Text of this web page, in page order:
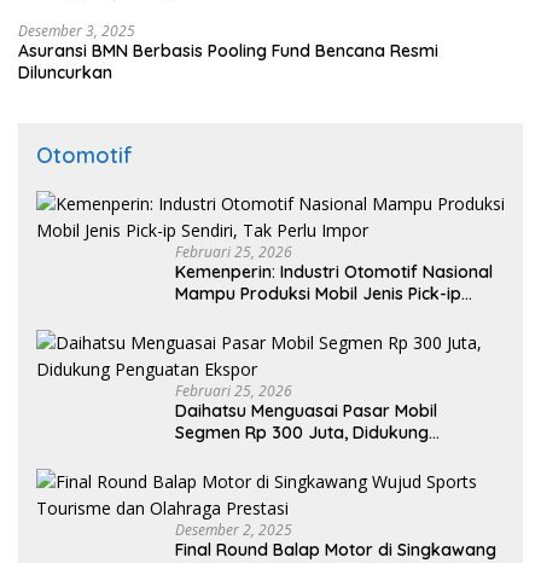
Desember 3, 2025
Asuransi BMN Berbasis Pooling Fund Bencana Resmi
Diluncurkan
Otomotif
Februari 25, 2026
Kemenperin: Industri Otomotif Nasional
Mampu Produksi Mobil Jenis Pick-ip
Februari 25, 2026
Daihatsu Menguasai Pasar Mobil
Segmen Rp 300 Juta, Didukung
Desember 2, 2025
Final Round Balap Motor di Singkawang